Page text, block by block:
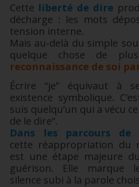
Cette liberté de dire
décharge : les mots
tension interne.
Mais au-delà du simple
quelque chose de
reconnaissance de soi
Écrire “je” équivaut à
existence symbolique.
suis quelqu’un qui a vécu
de le dire”.
Dans les parcours de
cette réappropriation du
est une étape majeure
guérison. Elle marque
silence subi à la parole